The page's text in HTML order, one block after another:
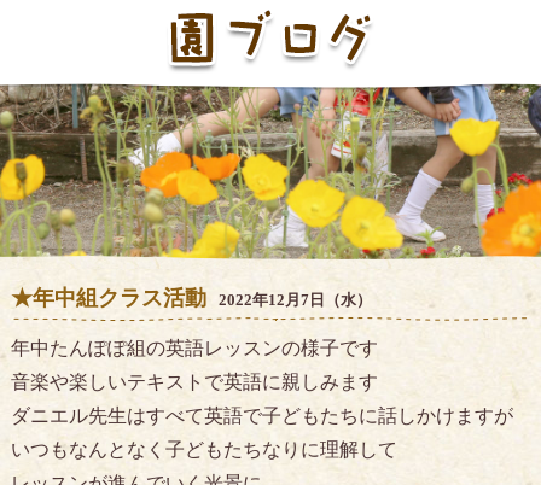
★年中組クラス活動 2022年12月7日（水）
年中たんぽぽ組の英語レッスンの様子です
音楽や楽しいテキストで英語に親しみます
ダニエル先生はすべて英語で子どもたちに話しかけますが
いつもなんとなく子どもたちなりに理解して